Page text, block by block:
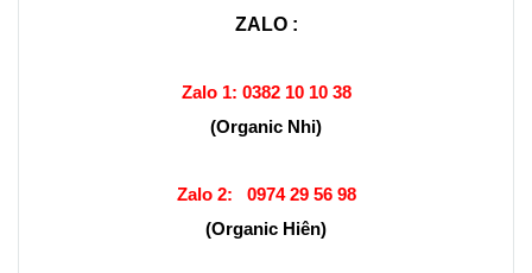
ZALO :
Zalo 1: 0382 10 10 38
(Organic Nhi)
Zalo 2: 0974 29 56 98
(Organic Hiên)